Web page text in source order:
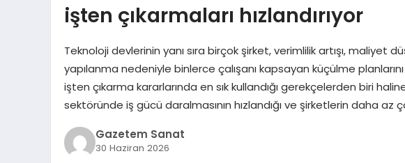
işten çıkarmaları hızlandırıyor
Teknoloji devlerinin yanı sıra birçok şirket, verimlilik artışı, maliyet
yapılanma nedeniyle binlerce çalışanı kapsayan küçülme
işten çıkarma kararlarında en sık kullandığı gerekçelerden biri
sektöründe iş gücü daralmasının hızlandığı ve şirketlerin daha
Gazetem Sanat
30 Haziran 2026